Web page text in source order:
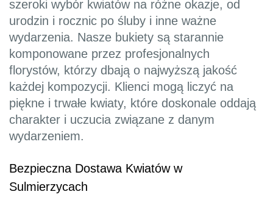
szeroki wybór kwiatów na różne okazje, od
urodzin i rocznic po śluby i inne ważne
wydarzenia. Nasze bukiety są starannie
komponowane przez profesjonalnych
florystów, którzy dbają o najwyższą jakość
każdej kompozycji. Klienci mogą liczyć na
piękne i trwałe kwiaty, które doskonale oddają
charakter i uczucia związane z danym
wydarzeniem.
Bezpieczna Dostawa Kwiatów w
Sulmierzycach